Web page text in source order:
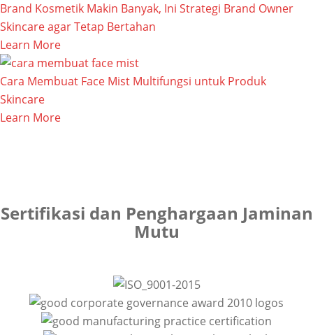
Brand Kosmetik Makin Banyak, Ini Strategi Brand Owner
Skincare agar Tetap Bertahan
Learn More
Cara Membuat Face Mist Multifungsi untuk Produk
Skincare
Learn More
Sertifikasi dan Penghargaan Jaminan
Mutu